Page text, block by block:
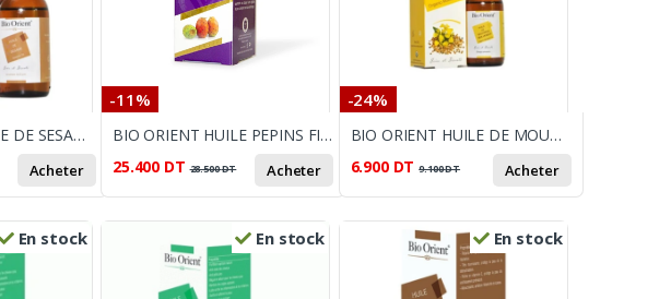
BIO ORIENT HUILE DE SESAME 90ML
Acheter
-11%
BIO ORIENT HUILE PEPINS FIGUE DE BARBARIE 10 ML
25.400 DT 28.500DT Acheter
-24%
BIO ORIENT HUILE DE MOUTARDE 10ML
6.900 DT 9.100DT Acheter
En stock En stock En stock